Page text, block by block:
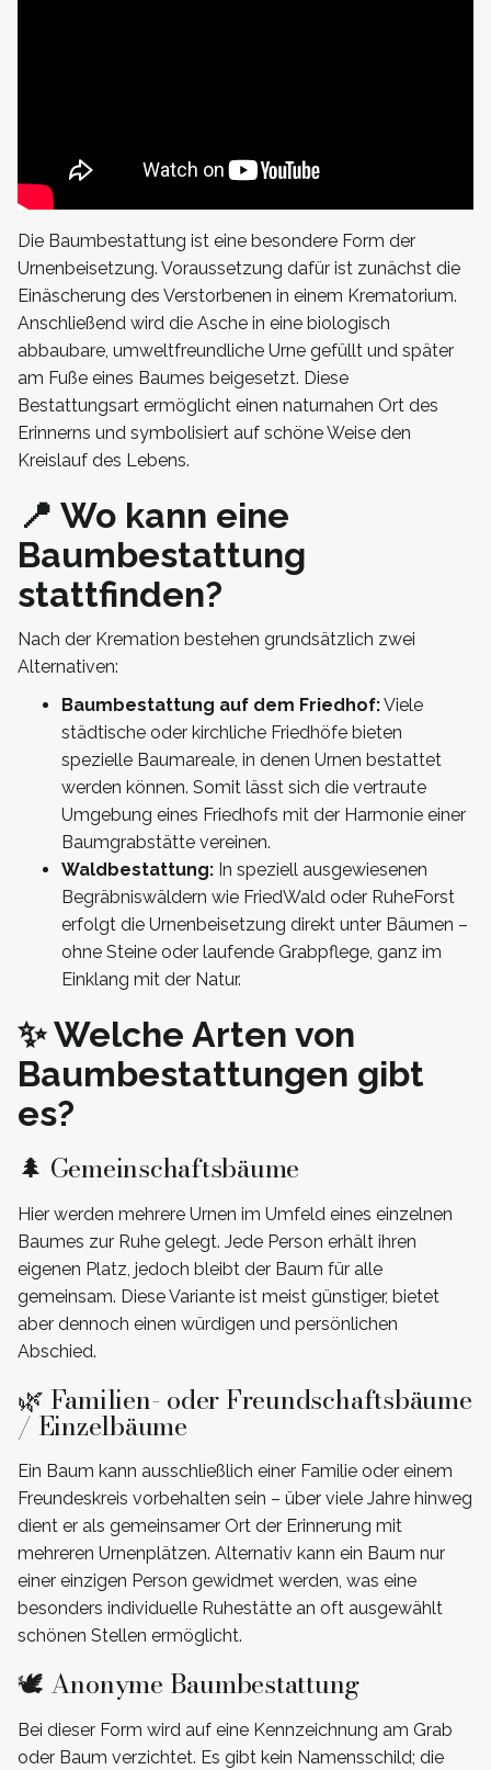
Die Baumbestattung ist eine besondere Form der
Urnenbeisetzung. Voraussetzung dafür ist zunächst die
Einäscherung des Verstorbenen in einem Krematorium.
Anschließend wird die Asche in eine biologisch
abbaubare, umweltfreundliche Urne gefüllt und später
am Fuße eines Baumes beigesetzt. Diese
Bestattungsart ermöglicht einen naturnahen Ort des
Erinnerns und symbolisiert auf schöne Weise den
Kreislauf des Lebens.
📍 Wo kann eine
Baumbestattung
stattfinden?
Nach der Kremation bestehen grundsätzlich zwei
Alternativen:
Baumbestattung auf dem Friedhof:Viele
städtische oder kirchliche Friedhöfe bieten
spezielle Baumareale, in denen Urnen bestattet
werden können. Somit lässt sich die vertraute
Umgebung eines Friedhofs mit der Harmonie einer
Baumgrabstätte vereinen.
Waldbestattung: In speziell ausgewiesenen
Begräbniswäldern wie FriedWald oder RuheForst
erfolgt die Urnenbeisetzung direkt unter Bäumen –
ohne Steine oder laufende Grabpflege, ganz im
Einklang mit der Natur.
✨ Welche Arten von
Baumbestattungen gibt
es?
🌲 Gemeinschaftsbäume
Hier werden mehrere Urnen im Umfeld eines einzelnen
Baumes zur Ruhe gelegt. Jede Person erhält ihren
eigenen Platz, jedoch bleibt der Baum für alle
gemeinsam. Diese Variante ist meist günstiger, bietet
aber dennoch einen würdigen und persönlichen
Abschied.
🌿 Familien- oder Freundschaftsbäume
/ Einzelbäume
Ein Baum kann ausschließlich einer Familie oder einem
Freundeskreis vorbehalten sein – über viele Jahre hinweg
dient er als gemeinsamer Ort der Erinnerung mit
mehreren Urnenplätzen. Alternativ kann ein Baum nur
einer einzigen Person gewidmet werden, was eine
besonders individuelle Ruhestätte an oft ausgewählt
schönen Stellen ermöglicht.
🕊️ Anonyme Baumbestattung
Bei dieser Form wird auf eine Kennzeichnung am Grab
oder Baum verzichtet. Es gibt kein Namensschild; die